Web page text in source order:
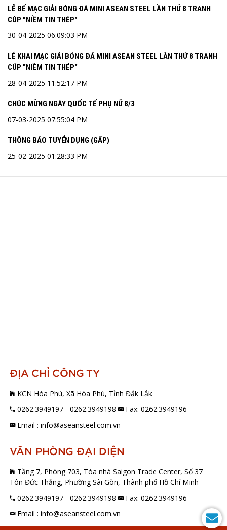
LỄ BẾ MẠC GIẢI BÓNG ĐÁ MINI ASEAN STEEL LẦN THỨ 8 TRANH
CÚP "NIỀM TIN THÉP"
30-04-2025 06:09:03 PM
LỄ KHAI MẠC GIẢI BÓNG ĐÁ MINI ASEAN STEEL LẦN THỨ 8 TRANH
CÚP "NIỀM TIN THÉP"
28-04-2025 11:52:17 PM
CHÚC MỪNG NGÀY QUỐC TẾ PHỤ NỮ 8/3
07-03-2025 07:55:04 PM
THÔNG BÁO TUYỂN DỤNG (GẤP)
25-02-2025 01:28:33 PM
ĐỊA CHỈ CÔNG TY
KCN Hòa Phú, Xã Hòa Phú, Tỉnh Đắk Lắk
0262.3949197 - 0262.3949198 Fax: 0262.3949196
Email : info@aseansteel.com.vn
VĂN PHÒNG ĐẠI DIỆN
Tầng 7, Phòng 703, Tòa nhà Saigon Trade Center, Số 37
Tôn Đức Thắng, Phường Sài Gòn, Thành phố Hồ Chí Minh
0262.3949197 - 0262.3949198 Fax: 0262.3949196
Email : info@aseansteel.com.vn